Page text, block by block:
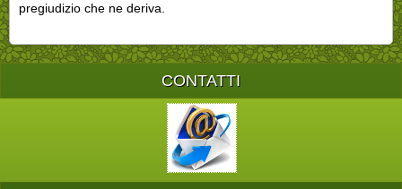
pregiudizio che ne deriva.
CONTATTI